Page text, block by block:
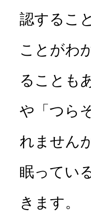
認するこ
ことがわ
ることも
や「つら
れません
眠ってい
きます。